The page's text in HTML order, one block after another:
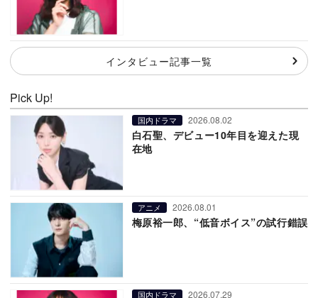
インタビュー記事一覧
Pick Up!
国内ドラマ 2026.08.02
白石聖、デビュー10年目を迎えた現
在地
アニメ 2026.08.01
梅原裕一郎、“低音ボイス”の試行錯誤
国内ドラマ 2026.07.29